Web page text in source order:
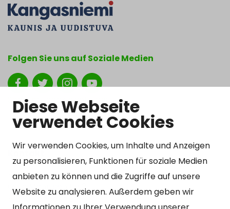
Diese Webseite
verwendet Cookies
Wir verwenden Cookies, um Inhalte und Anzeigen
zu personalisieren, Funktionen für soziale Medien
anbieten zu können und die Zugriffe auf unsere
Website zu analysieren. Außerdem geben wir
Folgen Sie uns auf Soziale Medien
Show my cookie settings
Kangasniemen kunta
Otto Mannisen tie 2
51200 Kangasniemi